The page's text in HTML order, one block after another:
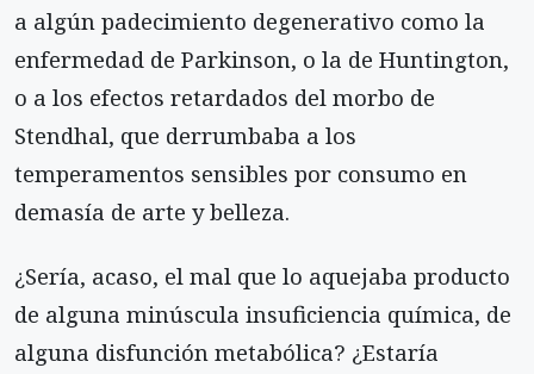
a algún padecimiento degenerativo como la
enfermedad de Parkinson, o la de Huntington,
o a los efectos retardados del morbo de
Stendhal, que derrumbaba a los
temperamentos sensibles por consumo en
demasía de arte y belleza.
¿Sería, acaso, el mal que lo aquejaba producto
de alguna minúscula insuficiencia química, de
alguna disfunción metabólica? ¿Estaría